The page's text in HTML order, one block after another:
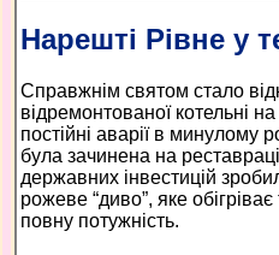
Нарешті Рівне у
Справжнім святом стало
відремонтованої котельні
постійні аварії в минулому
була зачинена на
державних інвестицій
рожеве “диво”, яке
повну потужність.